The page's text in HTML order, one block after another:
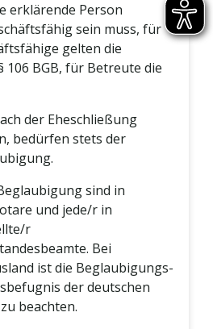
erklärende Person
sein muss, für
gelten die
106 BGB, für Betreute die
der Eheschließung
bedürfen stets der
sind in
und jede/r in
r
Bei
ist die Beglaubigungs-
der deutschen
beachten.